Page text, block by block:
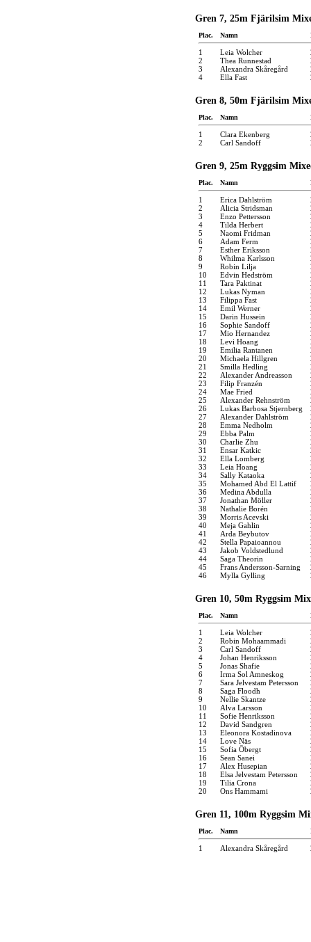
Gren 7, 25m Fjärilsim
Plac. Namn
1 Leia Wolcher
2
Thea Runnestad
3
Alexandra Skåregård
4
Ella Fast
Gren 8, 50m Fjärilsim
Plac. Namn
1 Clara Ekenberg
2
Carl Sandoff
Gren 9, 25m Ryggsim
Plac. Namn
1 Erica Dahlström
2
Alicia Stridsman
3
Enzo Pettersson
4
Tilda Herbert
5
Naomi Fridman
6
Adam Ferm
7
Esther Eriksson
8
Whilma Karlsson
9
Robin Lilja
10
Edvin Hedström
11
Tara Paktinat
12
Lukas Nyman
13
Filippa Fast
14
Emil Werner
15
Darin Hussein
16
Sophie Sandoff
17
Mio Hernandez
18
Levi Hoang
19
Emilia Rantanen
20
Michaela Hillgren
21
Smilla Hedling
22
Alexander Andreasson
23
Filip Franzén
24
Mae Fried
25
Alexander Rehnström
26
Lukas Barbosa Stjernberg
27
Alexander Dahlström
28
Emma Nedholm
29
Ebba Palm
30
Charlie Zhu
31
Ensar Katkic
32
Ella Lomberg
33
Leia Hoang
34
Sally Kataoka
35
Mohamed Abd El Lattif
36
Medina Abdulla
37
Jonathan Möller
38
Nathalie Borén
39
Morris Acevski
40
Meja Gahlin
41
Arda Beybutov
42
Stella Papaioannou
43
Jakob Voldstedlund
44
Saga Theorin
45
Frans Andersson-Sarning
46
Mylla Gylling
Gren 10, 50m Ryggsim
Plac. Namn
1 Leia Wolcher
2
Robin Mohaammadi
3
Carl Sandoff
4
Johan Henriksson
5
Jonas Shafie
6
Irma Sol Amneskog
7
Sara Jelvestam Petersson
8
Saga Floodh
9
Nellie Skantze
10
Alva Larsson
11
Sofie Henriksson
12
David Sandgren
13
Eleonora Kostadinova
14
Love Näs
15
Sofia Öbergt
16
Sean Sanei
17
Alex Husepian
18
Elsa Jelvestam Petersson
19
Tilia Crona
20
Ons Hammami
Gren 11, 100m Ryggsim
Plac. Namn
1 Alexandra Skåregård